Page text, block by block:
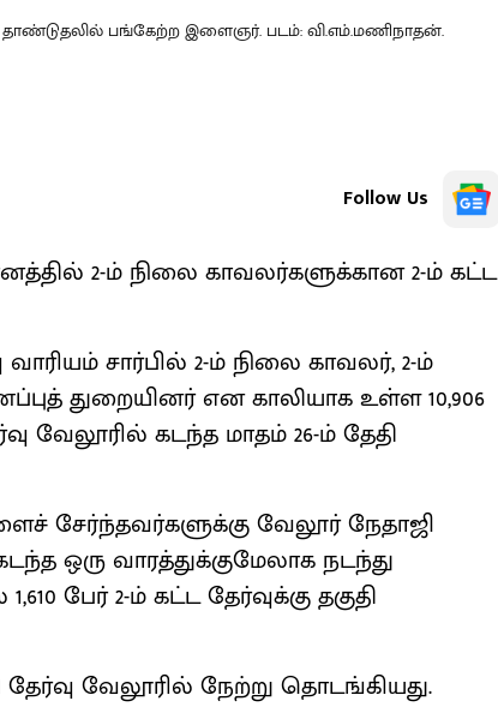
பங்கேற்ற இளைஞர். படம்: வி.எம்.மணிநாதன்.
Follow Us
2-ம் நிலை காவலர்களுக்கான 2-ம் கட்ட
சார்பில் 2-ம் நிலை காவலர், 2-ம்
துறையினர் என காலியாக உள்ள 10,906
வேலூரில் கடந்த மாதம் 26-ம் தேதி
சேர்ந்தவர்களுக்கு வேலூர் நேதாஜி
ஒரு வாரத்துக்குமேலாக நடந்து
பேர் 2-ம் கட்ட தேர்வுக்கு தகுதி
வேலூரில் நேற்று தொடங்கியது.